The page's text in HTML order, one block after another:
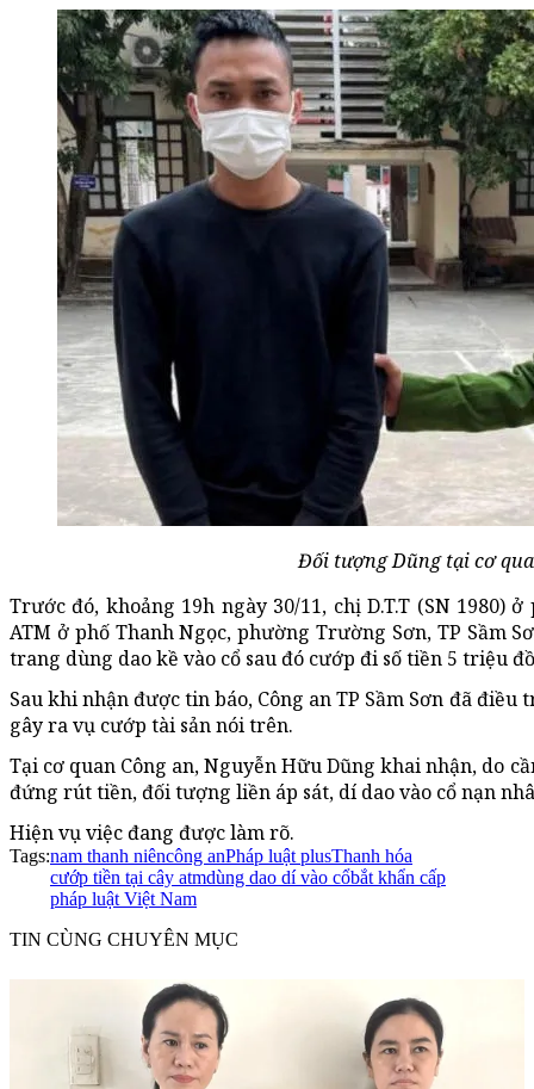
Đối tượng Dũng tại cơ
Trước đó, khoảng 19h ngày 30/11, chị D.T.T (SN 1980)
ATM ở phố Thanh Ngọc, phường Trường Sơn, TP Sầm
trang dùng dao kề vào cổ sau đó cướp đi số tiền 5 triệu
Sau khi nhận được tin báo, Công an TP Sầm Sơn đã
gây ra vụ cướp tài sản nói trên.
Tại cơ quan Công an, Nguyễn Hữu Dũng khai nhận, do
đứng rút tiền, đối tượng liền áp sát, dí dao vào cổ nạn
Hiện vụ việc đang được làm rõ.
Tags:nam thanh niêncông anPháp luật plusThanh hóa
cướp tiền tại cây atmdùng dao dí vào cổbắt khẩn cấp
pháp luật Việt Nam
TIN CÙNG CHUYÊN MỤC